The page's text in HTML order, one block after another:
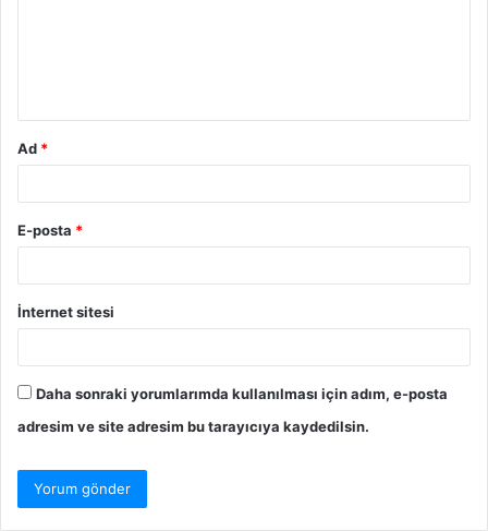
Ad *
E-posta *
İnternet sitesi
Daha sonraki yorumlarımda kullanılması için adım, e-posta
adresim ve site adresim bu tarayıcıya kaydedilsin.